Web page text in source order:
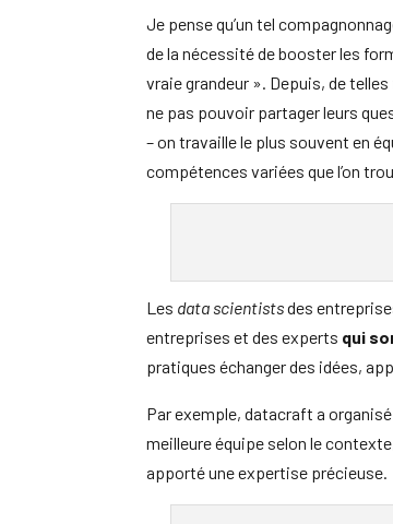
Je pense qu’un tel
de la nécessité de booster les
vraie grandeur ». Depuis, de
ne pas pouvoir partager leurs
– on travaille le plus souvent en
compétences variées que l’on
Les data scientistsdes
entreprises et des experts qui
pratiques échanger des idées,
Par exemple, datacraft a organisé
meilleure équipe selon le
apporté une expertise précieuse.